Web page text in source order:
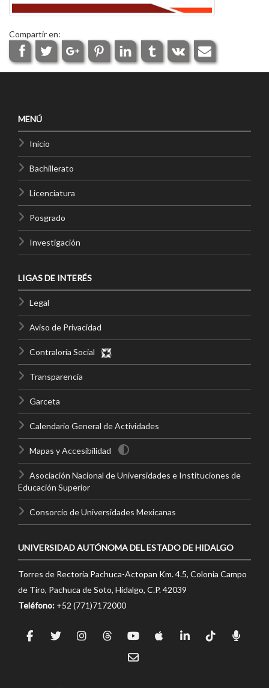
Compartir en:
MENÚ
Inicio
Bachillerato
Licenciatura
Posgrado
Investigación
LIGAS DE INTERÉS
Legal
Aviso de Privacidad
Contraloría Social
Transparencia
Garceta
Calendario General de Actividades
Mapas y Accesibilidad
Asociación Nacional de Universidades e Instituciones de
Educación Superior
Consorcio de Universidades Mexicanas
UNIVERSIDAD AUTÓNOMA DEL ESTADO DE HIDALGO
Torres de Rectoría Pachuca-Actopan Km. 4.5, Colonia Campo
de Tiro, Pachuca de Soto, Hidalgo, C.P. 42039
Teléfono: +52 (771)7172000